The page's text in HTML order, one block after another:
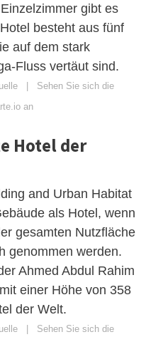
gibt es
besteht aus fünf
auf dem stark
Fluss vertäut sind.
| Sehen Sie sich die
an
Hotel der
and Urban Habitat
als Hotel, wenn
gesamten Nutzfläche
genommen werden.
Ahmed Abdul Rahim
einer Höhe von 358
der Welt.
| Sehen Sie sich die